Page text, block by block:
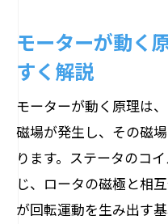
説
モーターの回
中学生向けモ
図解で理解す
モーター構造
仕組みを図解で学
モーター構造
モーターが動く
すく解説
モーターが動く原理は
磁場が発生し、その磁
ります。ステータのコ
じ、ロータの磁極と相
が回転運動を生み出す